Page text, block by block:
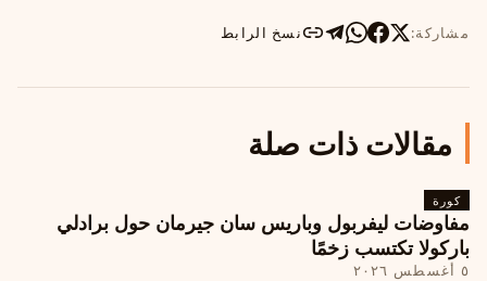
مشاركة: نسخ الرابط
مقالات ذات صلة
كورة
مفاوضات ليفربول وباريس سان جيرمان حول برادلي
باركولا تكتسب زخمًا
٥ أغسطس ٢٠٢٦